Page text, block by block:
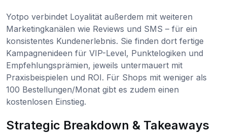
Yotpo verbindet Loyalität außerdem mit weiteren
Marketingkanälen wie Reviews und SMS – für ein
konsistentes Kundenerlebnis. Sie finden dort fertige
Kampagnenideen für VIP-Level, Punktelogiken und
Empfehlungsprämien, jeweils untermauert mit
Praxisbeispielen und ROI. Für Shops mit weniger als
100 Bestellungen/Monat gibt es zudem einen
kostenlosen Einstieg.
Strategic Breakdown & Takeaways